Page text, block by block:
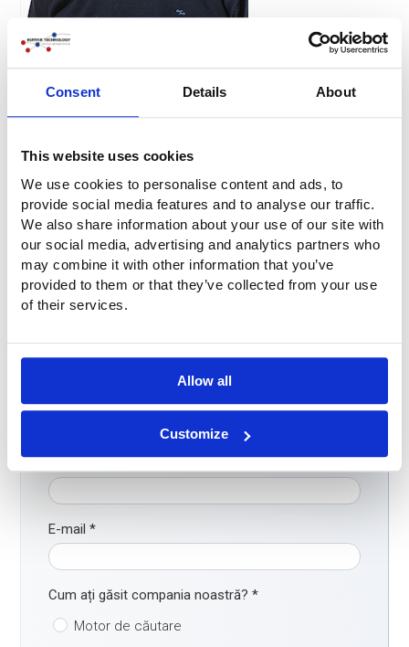
Consent Details About
This website uses cookies
We use cookies to personalise content and ads, to
provide social media features and to analyse our traffic.
We also share information about your use of our site with
our social media, advertising and analytics partners who
may combine it with other information that you’ve
provided to them or that they’ve collected from your use
of their services.
Allow all
Customize
+31-(0)6 20 37 64 95
Sales/ business development
Întrebări?
Aveți întrebări sau doriți mai multe informații? Nu ezitați să
ne contactați. Sunați-ne la+31 316 25 08 30 . Dar și mai
simplu: completați direct formularul de contact de mai jos.
Vă vom contacta în cel mai scurt timp posibil!
Telefon*
E-mail*
Cum ați găsit compania noastră?*
Motor de căutare